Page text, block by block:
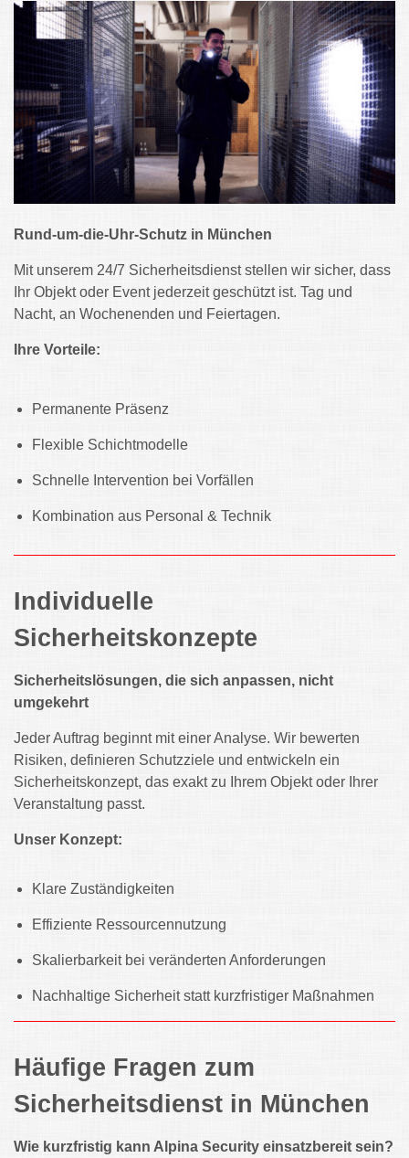
Rund-um-die-Uhr-Schutz in München
Mit unserem 24/7 Sicherheitsdienst stellen wir sicher, dass
Ihr Objekt oder Event jederzeit geschützt ist. Tag und
Nacht, an Wochenenden und Feiertagen.
Ihre Vorteile:
Permanente Präsenz
Flexible Schichtmodelle
Schnelle Intervention bei Vorfällen
Kombination aus Personal & Technik
Individuelle
Sicherheitskonzepte
Sicherheitslösungen, die sich anpassen, nicht
umgekehrt
Jeder Auftrag beginnt mit einer Analyse. Wir bewerten
Risiken, definieren Schutzziele und entwickeln ein
Sicherheitskonzept, das exakt zu Ihrem Objekt oder Ihrer
Veranstaltung passt.
Unser Konzept:
Klare Zuständigkeiten
Effiziente Ressourcennutzung
Skalierbarkeit bei veränderten Anforderungen
Nachhaltige Sicherheit statt kurzfristiger Maßnahmen
Häufige Fragen zum
Sicherheitsdienst in München
Wie kurzfristig kann Alpina Security einsatzbereit sein?